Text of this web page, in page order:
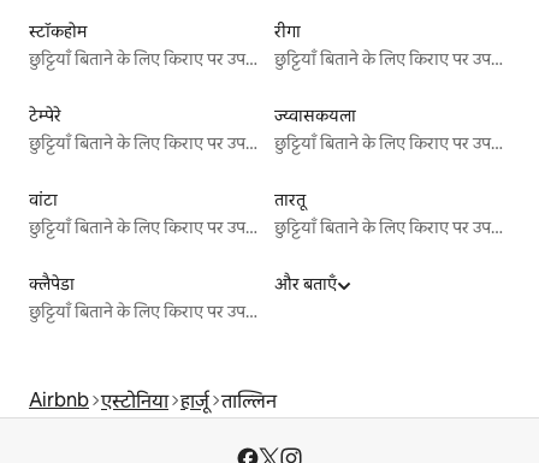
स्टॉकहोम
छुट्टियाँ बिताने के लिए किराए पर उपलब्ध जगहें
रीगा
छुट्टियाँ बिताने के लिए किराए पर उपलब्ध जगहें
टेम्पेरे
छुट्टियाँ बिताने के लिए किराए पर उपलब्ध जगहें
ज्य्वासकयला
छुट्टियाँ बिताने के लिए किराए पर उपलब्ध जगहें
वांटा
छुट्टियाँ बिताने के लिए किराए पर उपलब्ध जगहें
तारतू
छुट्टियाँ बिताने के लिए किराए पर उपलब्ध जगहें
क्लैपेडा
छुट्टियाँ बिताने के लिए किराए पर उपलब्ध जगहें
और बताएँ
Airbnb एस्टोनिया हार्जू ताल्लिन